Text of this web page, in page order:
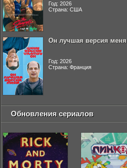
Год: 2026
Страна: США
Он лучшая версия меня
Год: 2026
Страна: Франция
Обновления сериалов